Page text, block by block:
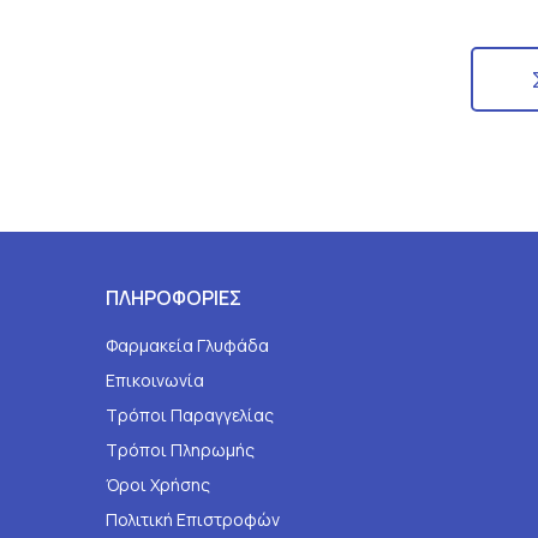
ΠΛΗΡΟΦΟΡΙΕΣ
Φαρμακεία Γλυφάδα
Επικοινωνία
Τρόποι Παραγγελίας
Τρόποι Πληρωμής
Όροι Χρήσης
Πολιτική Επιστροφών